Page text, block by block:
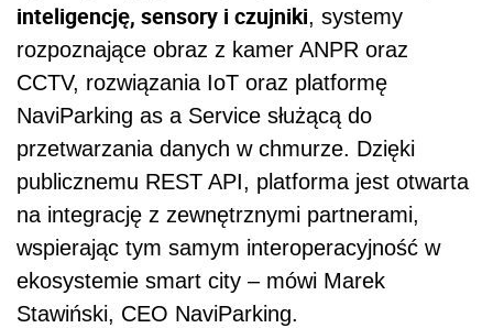
inteligencję, sensory i czujniki, systemy
rozpoznające obraz z kamer ANPR oraz
CCTV, rozwiązania IoT oraz platformę
NaviParking as a Service służącą do
przetwarzania danych w chmurze. Dzięki
publicznemu REST API, platforma jest otwarta
na integrację z zewnętrznymi partnerami,
wspierając tym samym interoperacyjność w
ekosystemie smart city – mówi Marek
Stawiński, CEO NaviParking.